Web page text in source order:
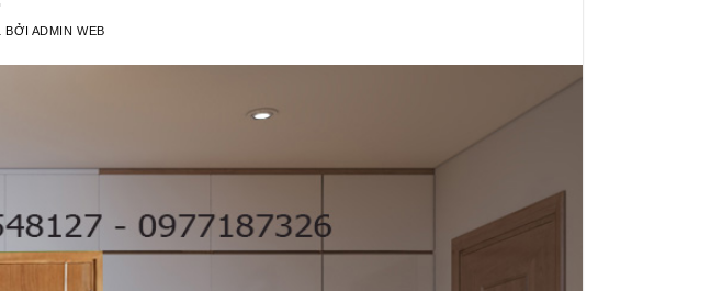
BỞI ADMIN WEB